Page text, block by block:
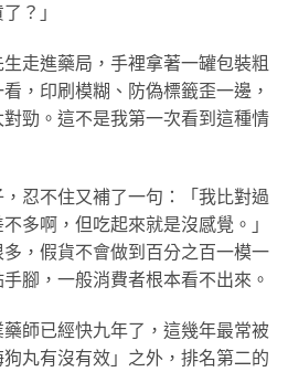
？」
生走進藥局，手裡拿著一罐包裝粗
，印刷模糊、防偽標籤歪一邊，
勁。這不是我第一次看到這種情
忍不住又補了一句：「我比對過
多啊，但吃起來就是沒感覺。」
，假貨不會做到百分之百一模一
腳，一般消費者根本看不出來。
師已經快九年了，這幾年最常被
丸有沒有效」之外，排名第二的